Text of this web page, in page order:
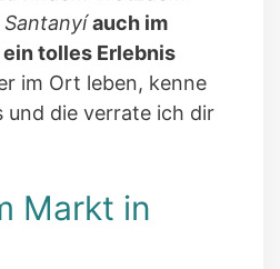
Santanyíauch im
tolles Erlebnis
im Ort leben, kenne
und die verrate ich dir
Markt in